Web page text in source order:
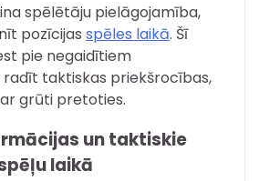
spēlētāju pielāgojamība,
pozīcijas spēles laikā. Šī
pie negaidītiem
taktiskas priekšrocības,
grūti pretoties.
un taktiskie
laikā